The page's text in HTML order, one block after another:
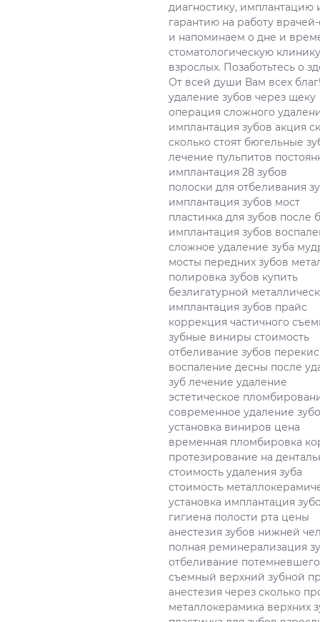
диагностику,
гарантию на работу
и напоминаем о дне и
стоматологическую
взрослых. Позаботьтесь о
От всей души Вам всех
удаление зубов через щеку
операция сложного
имплантация зубов акция
сколько стоят бюгельные
лечение пульпитов
имплантация 28 зубов
полоски для отбеливания
имплантация зубов мост
пластинка для зубов после
имплантация зубов
сложное удаление зуба
мосты передних зубов
полировка зубов купить
безлигатурной
имплантация зубов прайс
коррекция частичного
зубные виниры стоимость
отбеливание зубов
воспаление десны после
зуб лечение удаление
эстетическое
современное удаление
установка виниров цена
временная пломбировка
протезирование на
стоимость удаления зуба
стоимость
установка имплантация
гигиена полости рта цены
анестезия зубов нижней
полная реминерализация
отбеливание потемневшего
съемный верхний зубной
анестезия через сколько
металлокерамика верхних